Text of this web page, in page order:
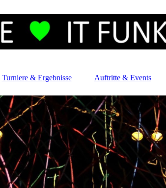
Turniere & Ergebnisse Auftritte & Events